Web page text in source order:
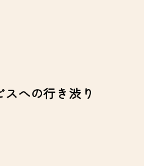
への行き渋り